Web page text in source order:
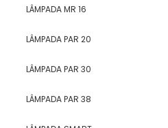
LÂMPADA MR 16
LÂMPADA PAR 20
LÂMPADA PAR 30
LÂMPADA PAR 38